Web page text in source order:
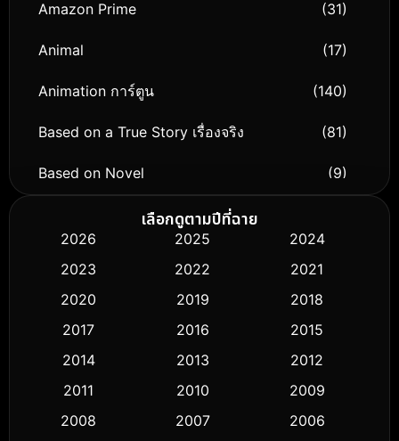
Amazon Prime (31)
Animal (17)
Animation การ์ตูน (140)
Based on a True Story เรื่องจริง (81)
Based on Novel (9)
Biography ชีวิตจริง
Classic หนังคลาสสิก (50)
Comedy ตลก (451)
Crime อาชญากรรม (530)
เลือกดูตามปีที่ฉาย
2026 2025
2024
2023
2022
2021
2020
2019
2018
2017
2016
2015
2014
2013
2012
2011
2010
2009
2008
2007
2006